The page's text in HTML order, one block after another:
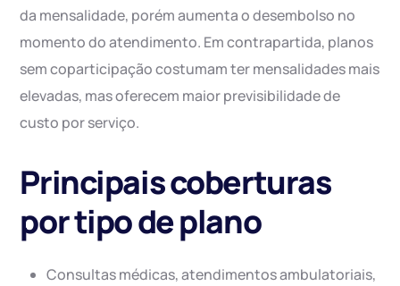
da mensalidade, porém aumenta o desembolso no
momento do atendimento. Em contrapartida, planos
sem coparticipação costumam ter mensalidades mais
elevadas, mas oferecem maior previsibilidade de
custo por serviço.
Principais coberturas
por tipo de plano
Consultas médicas, atendimentos ambulatoriais,